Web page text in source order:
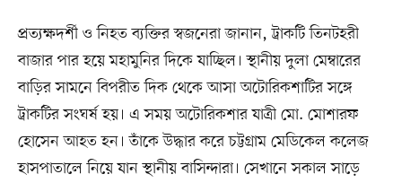
প্রত্যক্ষদর্শী ও নিহত ব্যক্তির স্বজনেরা জানান, ট্রাকটি তিনটহরী
বাজার পার হয়ে মহামুনির দিকে যাচ্ছিল। স্থানীয় দুলা মেম্বারের
বাড়ির সামনে বিপরীত দিক থেকে আসা অটোরিকশাটির সঙ্গে
ট্রাকটির সংঘর্ষ হয়। এ সময় অটোরিকশার যাত্রী মো. মোশারফ
হোসেন আহত হন। তাঁকে উদ্ধার করে চট্টগ্রাম মেডিকেল কলেজ
হাসপাতালে নিয়ে যান স্থানীয় বাসিন্দারা। সেখানে সকাল সাড়ে